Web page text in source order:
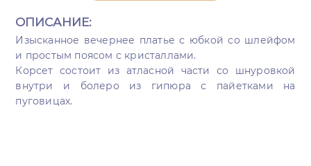
ОПИСАНИЕ:
Изысканное вечернее платье с юбкой со шлейфом
и простым поясом с кристаллами.
Корсет состоит из атласной части со шнуровкой
внутри и болеро из гипюра с пайетками на
пуговицах.